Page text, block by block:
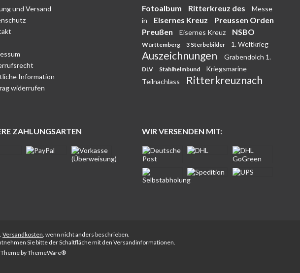
und Versand
Information
widerrufen
Fotoalbum
Ritterkreuz des
Messe
in
Eisernes Kreuz
Preussen Orden
Preußen
Eisernes Kreuz NSBO
Württemberg 3 Sterbebilder 1. Weltkrieg
Auszeichnungen Grabendolch 1.
DLV Stahlhelmbund
Kriegsmarine
Teilnachlass
Ritterkreuznach
ZAHLUNGSARTEN WIR VERSENDEN MIT:
Versandkosten, wenn nicht anders beschrieben.
Sie bitte der Schaltfläche mit den Versandinformationen.
byThemeWare®